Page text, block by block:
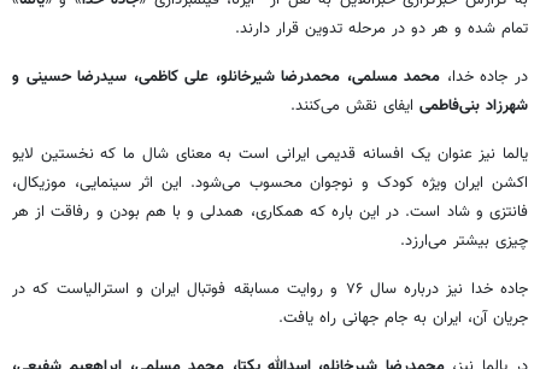
تمام شده و هر دو در مرحله تدوین قرار دارند.
در جاده خدا، محمد مسلمی، محمدرضا شیرخانلو، علی کاظمی، سیدرضا حسینی و
شهرزاد بنی‌فاطمی ایفای نقش می‌کنند.
یالما نیز عنوان یک افسانه قدیمی ایرانی است به معنای شال ما که نخستین لایو
اکشن ایران ویژه کودک و نوجوان محسوب می‌شود. این اثر سینمایی، موزیکال،
فانتزی و شاد است. در این باره که همکاری، همدلی و با هم بودن و رفاقت از هر
چیزی بیشتر می‌ارزد.
جاده خدا نیز درباره سال ۷۶ و روایت مسابقه فوتبال ایران و استرالیاست که در
جریان آن، ایران به جام جهانی راه یافت.